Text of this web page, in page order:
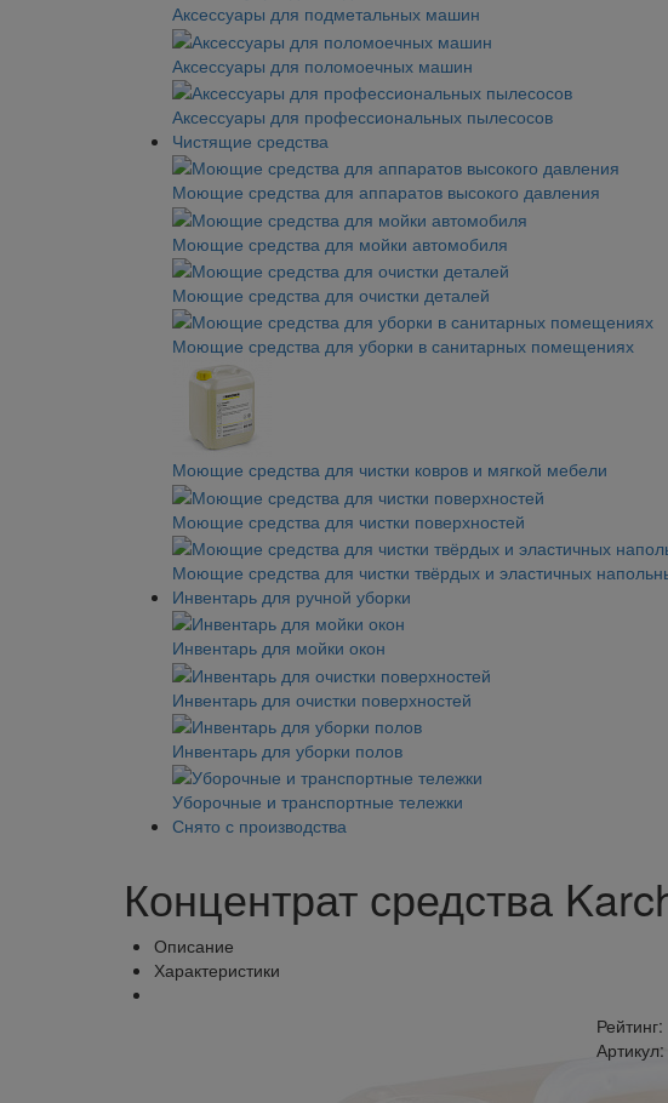
Аксессуары для подметальных машин
Аксессуары для поломоечных машин
Аксессуары для профессиональных пылесосов
Чистящие средства
Моющие средства для аппаратов высокого давления
Моющие средства для мойки автомобиля
Моющие средства для очистки деталей
Моющие средства для уборки в санитарных помещениях
Моющие средства для чистки ковров и мягкой мебели
Моющие средства для чистки поверхностей
Моющие средства для чистки твёрдых и эластичных
Инвентарь для ручной уборки
Инвентарь для мойки окон
Инвентарь для очистки поверхностей
Инвентарь для уборки полов
Уборочные и транспортные тележки
Снято с производства
Концентрат средства
Описание
Характеристики
Рейтинг: